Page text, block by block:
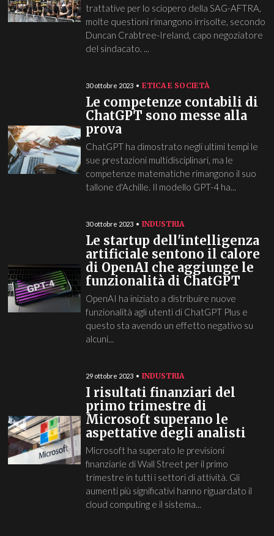
trattative per lo sciopero della SAG-AFTRA,
molte questioni rimangono irrisolte, secondo
Duncan Crabtree-Ireland, capo negoziatore
del sindacato. ...
30 ottobre 2023 ETICA E SOCIETÀ
Le competenze contabili di
ChatGPT sono messe alla
prova
ChatGPT ha dimostrato negli ultimi tempi le
sue prestazioni multidisciplinari, ma le
competenze matematiche rimangono il suo
tallone d'Achille. Il modello GPT-4 ha...
30 ottobre 2023 INDUSTRIA
Le startup dell'intelligenza
artificiale sentono il calore
di OpenAI che aggiunge le
funzionalità di ChatGPT
OpenAI ha iniziato a distribuire nuove
funzionalità agli utenti di ChatGPT Plus e
questo sta avendo un effetto negativo su
alcuni...
29 ottobre 2023 INDUSTRIA
I risultati finanziari del
primo trimestre di
Microsoft superano le
aspettative degli analisti
Microsoft ha superato le previsioni
finanziarie di Wall Street per il primo
trimestre in tutti i settori di attività. Gli
aumenti più significativi hanno riguardato il
cloud computing e il sistema...